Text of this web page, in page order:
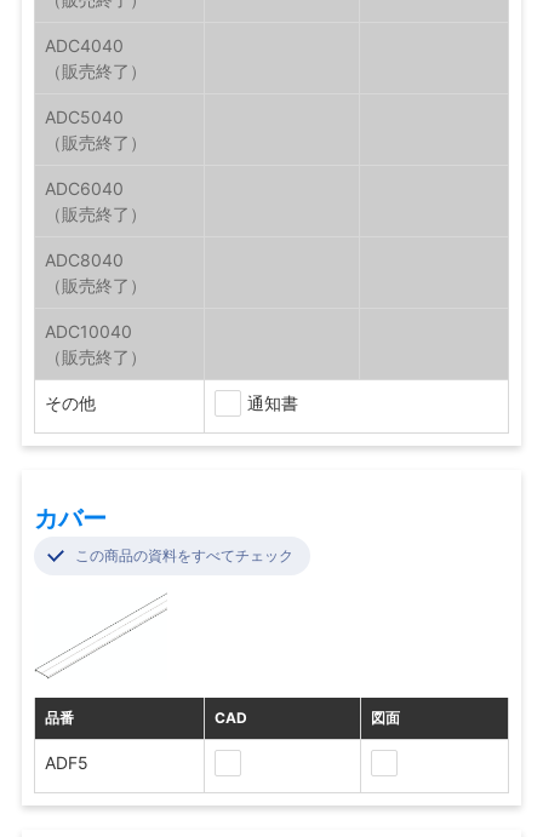
ADC4040
ADC5040
ADC6040
ADC8040
ADC10040
その他 通知書
カバー
この商品の資料をすべてチェック
品番 CAD 図面
ADF5